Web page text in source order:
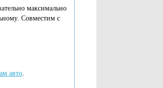
максимально
Совместим с
авто.